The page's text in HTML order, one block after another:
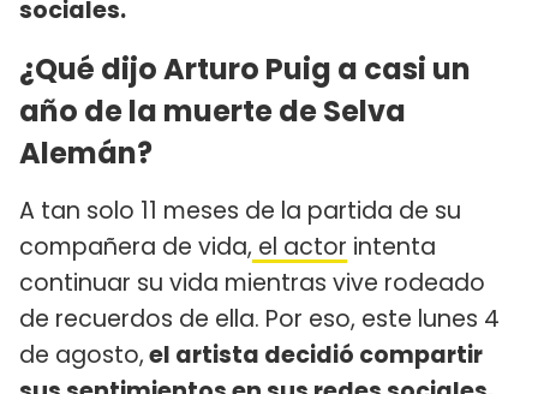
sociales.
¿Qué dijo Arturo Puig a casi un
año de la muerte de Selva
Alemán?
A tan solo 11 meses de la partida de su
compañera de vida, el actor intenta
continuar su vida mientras vive rodeado
de recuerdos de ella. Por eso, este lunes 4
de agosto,el artista decidió compartir